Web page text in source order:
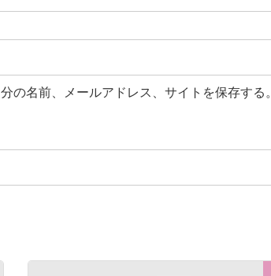
の名前、メールアドレス、サイトを保存する。